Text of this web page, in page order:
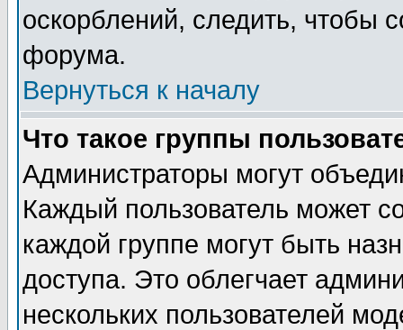
оскорблений, следить, чтобы
форума.
Вернуться к началу
Что такое группы
Администраторы могут
Каждый пользователь может
каждой группе могут быть
доступа. Это облегчает
нескольких пользователей